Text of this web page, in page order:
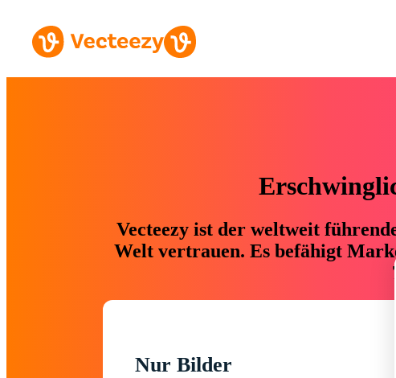
Vecteezy ist der weltweit
Welt vertrauen. Es befähigt
Nur Bilder